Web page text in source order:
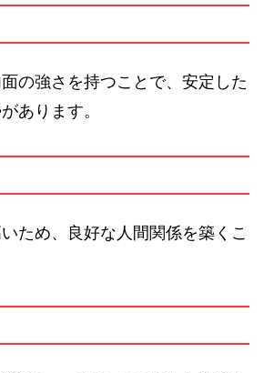
の強さを持つことで、安定した
あります。
ため、良好な人間関係を築くこ